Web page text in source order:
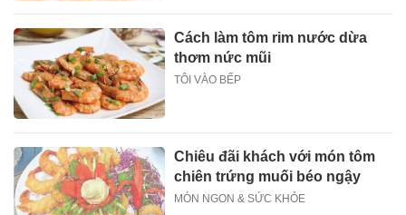
Cách làm tôm rim nước dừa
thơm nức mũi
TÔI VÀO BẾP
Chiêu đãi khách với món tôm
chiên trứng muối béo ngậy
MÓN NGON & SỨC KHỎE